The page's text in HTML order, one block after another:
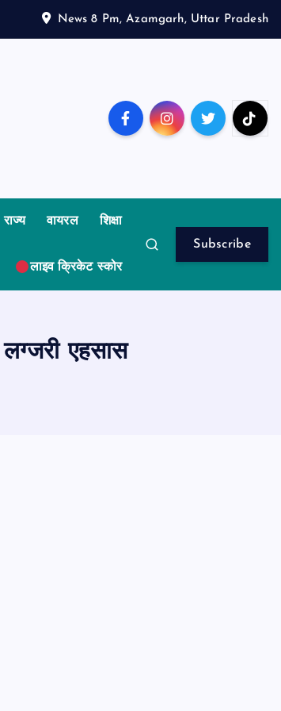
News 8 Pm, Azamgarh, Uttar Pradesh
राज्य वायरल शिक्षा
लाइव क्रिकेट स्कोर
Subscribe
एहसास